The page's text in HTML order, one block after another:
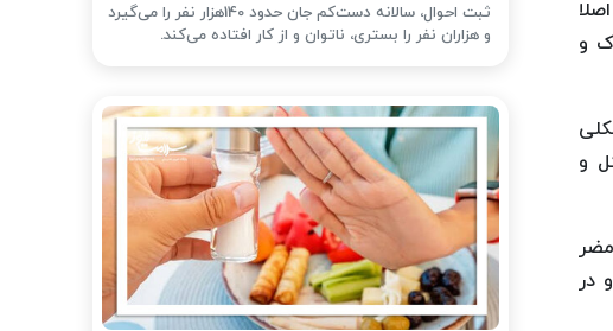
و
و
در
ثبت احوال، سالانه دست‌کم جان حدود 140هزار نفر را می‌گیرد
و هزاران نفر را بستری، ناتوان و از کار افتاده می‌کند.